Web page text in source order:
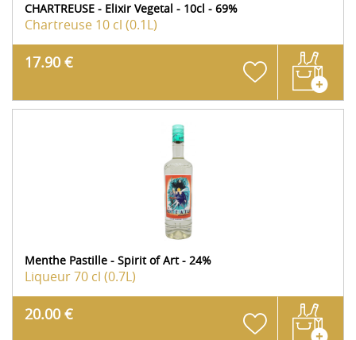
CHARTREUSE - Elixir Vegetal - 10cl - 69%
Chartreuse 10 cl (0.1L)
17.90 €
Menthe Pastille - Spirit of Art - 24%
Liqueur70 cl (0.7L)
20.00 €